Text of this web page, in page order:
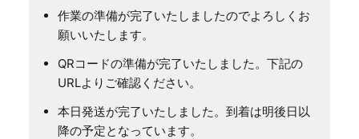
作業の準備が完了いたしましたのでよろしくお
願いいたします。
QRコードの準備が完了いたしました。下記の
URLよりご確認ください。
本日発送が完了いたしました。到着は明後日以
降の予定となっています。